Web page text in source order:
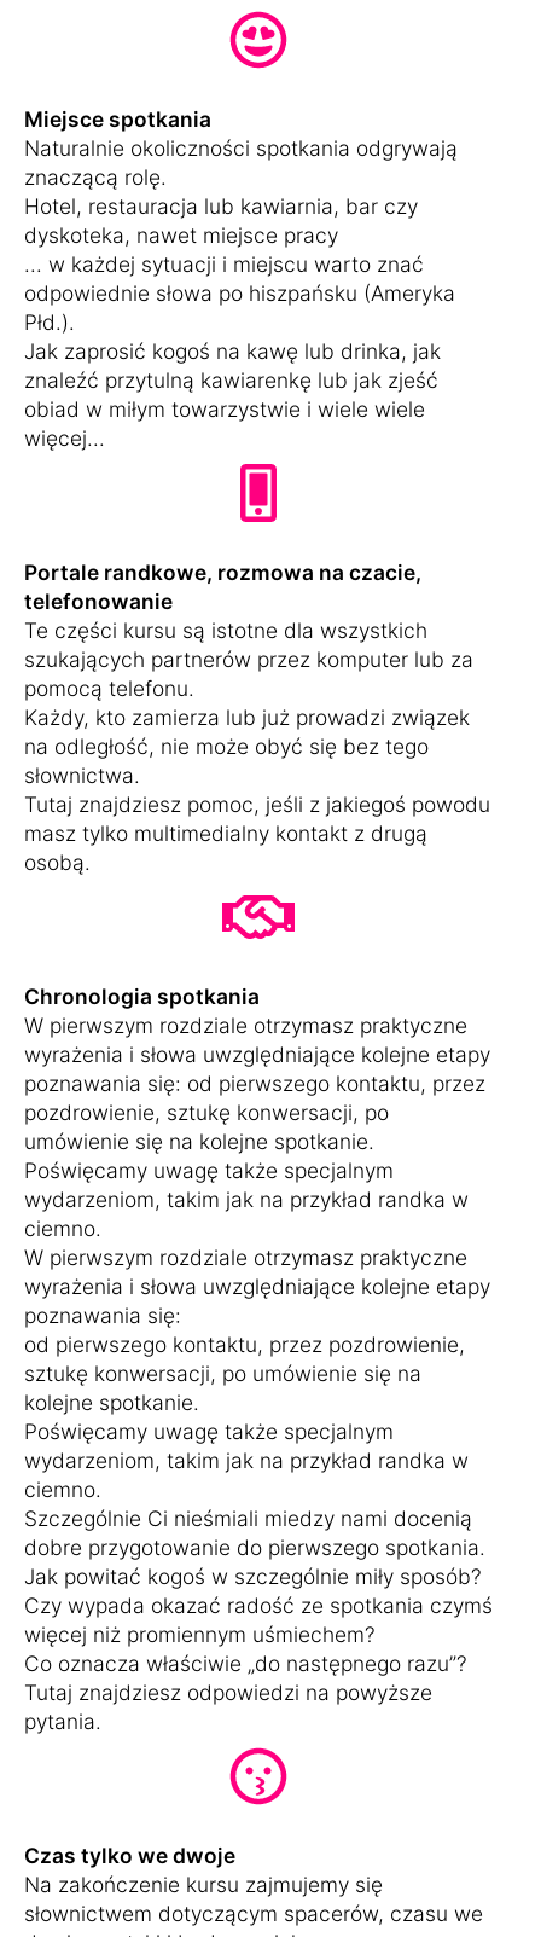
Miejsce spotkania
Naturalnie okoliczności spotkania odgrywają
znaczącą rolę.
Hotel, restauracja lub kawiarnia, bar czy
dyskoteka, nawet miejsce pracy
... w każdej sytuacji i miejscu warto znać
odpowiednie słowa po hiszpańsku (Ameryka
Płd.).
Jak zaprosić kogoś na kawę lub drinka, jak
znaleźć przytulną kawiarenkę lub jak zjeść
obiad w miłym towarzystwie i wiele wiele
więcej...
Portale randkowe, rozmowa na czacie,
telefonowanie
Te części kursu są istotne dla wszystkich
szukających partnerów przez komputer lub za
pomocą telefonu.
Każdy, kto zamierza lub już prowadzi związek
na odległość, nie może obyć się bez tego
słownictwa.
Tutaj znajdziesz pomoc, jeśli z jakiegoś powodu
masz tylko multimedialny kontakt z drugą
osobą.
Chronologia spotkania
W pierwszym rozdziale otrzymasz praktyczne
wyrażenia i słowa uwzględniające kolejne etapy
poznawania się: od pierwszego kontaktu, przez
pozdrowienie, sztukę konwersacji, po
umówienie się na kolejne spotkanie.
Poświęcamy uwagę także specjalnym
wydarzeniom, takim jak na przykład randka w
ciemno.
W pierwszym rozdziale otrzymasz praktyczne
wyrażenia i słowa uwzględniające kolejne etapy
poznawania się:
od pierwszego kontaktu, przez pozdrowienie,
sztukę konwersacji, po umówienie się na
kolejne spotkanie.
Poświęcamy uwagę także specjalnym
wydarzeniom, takim jak na przykład randka w
ciemno.
Szczególnie Ci nieśmiali miedzy nami docenią
dobre przygotowanie do pierwszego spotkania.
Jak powitać kogoś w szczególnie miły sposób?
Czy wypada okazać radość ze spotkania czymś
więcej niż promiennym uśmiechem?
Co oznacza właściwie „do następnego razu”?
Tutaj znajdziesz odpowiedzi na powyższe
pytania.
Czas tylko we dwoje
Na zakończenie kursu zajmujemy się
słownictwem dotyczącym spacerów, czasu we